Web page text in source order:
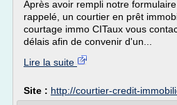
Après avoir rempli notre
rappelé, un courtier en prêt
courtage immo CITaux vous
délais afin de convenir d'un...
Lire la suite
Site : http://courtier-credit-